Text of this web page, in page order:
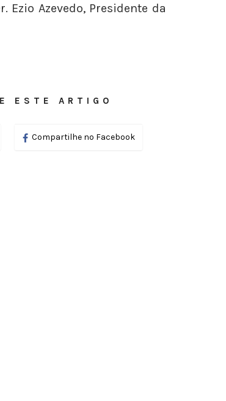
Ezio Azevedo, Presidente da
ESTE ARTIGO
Compartilhe no Facebook